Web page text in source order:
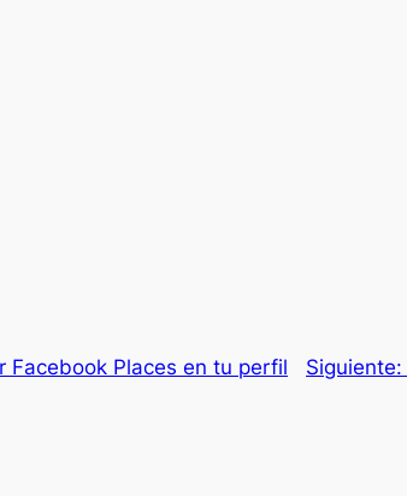
Facebook Places en tu perfil Siguiente: